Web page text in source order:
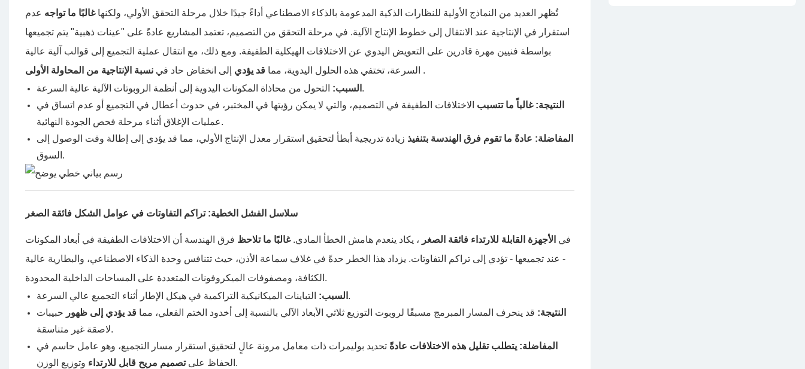
تُظهر العديد من النماذج الأولية للنظارات الذكية المدعومة بالذكاء الاصطناعي أداءً جيدًا خلال مرحلة التحقق الأولي، ولكنهاغالبًا ما تواجه عدم
استقرار في الإنتاجية عند الانتقال إلى خطوط الإنتاج الآلية. في مرحلة التحقق من التصميم، تعتمد المشاريع عادةً على "عينات ذهبية" يتم تجميعها
بواسطة فنيين مهرة قادرين على التعويض اليدوي عن الاختلافات الهيكلية الطفيفة. ومع ذلك، مع انتقال عملية التجميع إلى قوالب آلية عالية
السرعة، تختفي هذه الحلول اليدوية، مماقد يؤدي إلى انخفاض حاد فينسبة الإنتاجية من المحاولة الأولى
.
السبب: التحول من محاذاة المكونات اليدوية إلى أنظمة الروبوتات الآلية عالية السرعة.
النتيجة: غالباً ما تتسبب الاختلافات الطفيفة في التصميم، والتي لا يمكن رؤيتها في المختبر، في حدوث أعطال في التجميع أو عدم اتساق في
عمليات الإغلاق أثناء مرحلة فحص الجودة النهائية.
المفاضلة: عادةً ما تقوم فرق الهندسة بتنفيذ زيادة تدريجية أبطأ لتحقيق استقرار معدل الإنتاج الأولي، مما قد يؤدي إلى إطالة وقت الوصول إلى
السوق.
سلاسل الفشل الخطية: تراكم التفاوتات في عوامل الشكل فائقة الصغر
في الأجهزة القابلة للارتداء فائقة الصغر ، يكاد ينعدم هامش الخطأ المادي.غالبًا ما تلاحظ فرق الهندسة أن الاختلافات الطفيفة في أبعاد المكونات
- عند تجميعها - تؤدي إلى تراكم التفاوتات. يزداد هذا الخطر حدةً في غلاف سماعة الأذن، حيث تتنافس وحدة الذكاء الاصطناعي، والبطارية عالية
الكثافة، ومصفوفات الميكروفونات المتعددة على المساحات الداخلية المحدودة.
السبب: التباينات الميكانيكية التراكمية في هيكل الإطار أثناء التجميع عالي السرعة.
النتيجة: قد ينحرف المسار المبرمج مسبقًا لروبوت التوزيع ثلاثي الأبعاد الآلي بالنسبة إلى أخدود الختم الفعلي، مما قد يؤدي إلى ظهور حبيبات
لاصقة غير متناسقة.
المفاضلة: يتطلب تقليل هذه الاختلافات عادةً تحديد بوليمرات ذات معامل مرونة عالٍ لتحقيق استقرار مسار التجميع، وهو عامل حاسم في
الحفاظ علىتصميم مريح قابل للارتداء وتوزيع الوزن.